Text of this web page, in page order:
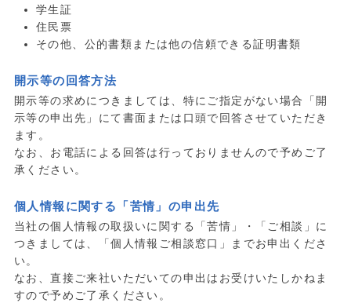
学生証
住民票
その他、公的書類または他の信頼できる証明書類
開示等の回答方法
開示等の求めにつきましては、特にご指定がない場合「開
示等の申出先」にて書面または口頭で回答させていただき
ます。
なお、お電話による回答は行っておりませんので予めご了
承ください。
個人情報に関する「苦情」の申出先
当社の個人情報の取扱いに関する「苦情」・「ご相談」に
つきましては、「個人情報ご相談窓口」までお申出くださ
い。
なお、直接ご来社いただいての申出はお受けいたしかねま
すので予めご了承ください。